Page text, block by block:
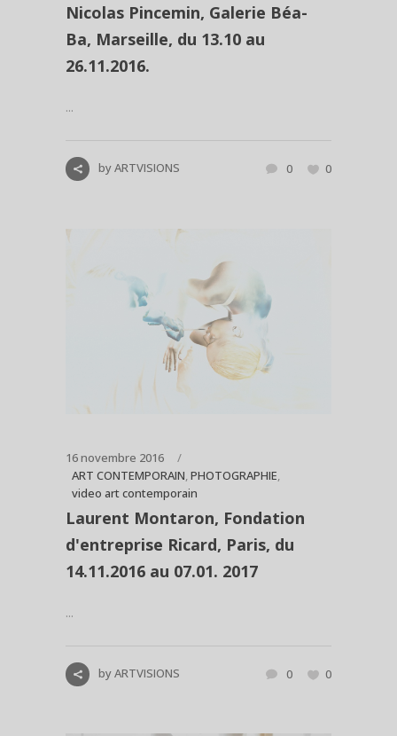
Nicolas Pincemin, Galerie Béa-
Ba, Marseille, du 13.10 au
26.11.2016.
...
byARTVISIONS 0 0
16 novembre 2016
ART CONTEMPORAIN PHOTOGRAPHIE
video art contemporain
Laurent Montaron, Fondation
d'entreprise Ricard, Paris, du
14.11.2016 au 07.01. 2017
...
byARTVISIONS 0 0